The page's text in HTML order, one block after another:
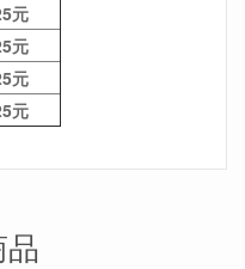
元
元
元
元